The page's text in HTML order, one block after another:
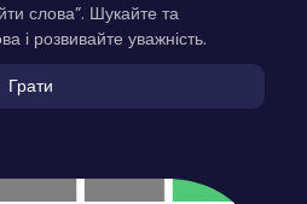
слова”. Шукайте та
і розвивайте уважність.
Грати